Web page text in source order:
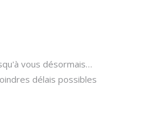
vous désormais…
délais possibles